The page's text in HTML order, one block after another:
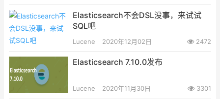
Elasticsearch不会DSL没事，来试试
SQL吧
Lucene 2020年12月02日 2472
Elasticsearch 7.10.0发布
Lucene 2020年11月30日 3301